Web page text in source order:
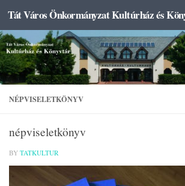
Skip to content
NÉPVISELETKÖNYV
népviseletkönyv
BY TATKULTUR